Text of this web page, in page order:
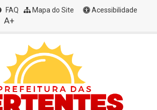
FAQ Mapa do Site
Acessibilidade
A+